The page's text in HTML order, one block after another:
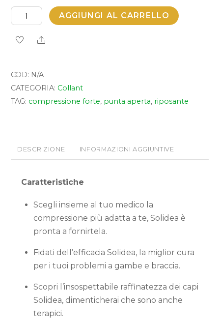
Relax
140
Punta
AGGIUNGI AL CARRELLO
Share
COD: N/A
CATEGORIA: Collant
TAG: compressione forte, punta aperta, riposante
DESCRIZIONE INFORMAZIONI AGGIUNTIVE
Caratteristiche
Scegli insieme al tuo medico la
compressione più adatta a te, Solidea è
pronta a fornirtela.
Fidati dell’efficacia Solidea, la miglior cura
per i tuoi problemi a gambe e braccia.
Scopri l’insospettabile raffinatezza dei capi
Solidea, dimenticherai che sono anche
terapici.